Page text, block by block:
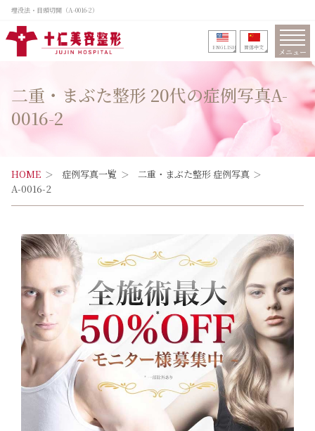
埋没法・目頭切開（A-0016-2）
ENGLISH 筒体中文 メニュー
二重・まぶた整形 20代の症例写真A-
0016-2
HOME 症例写真一覧
二重・まぶた整形 症例写真
A-0016-2